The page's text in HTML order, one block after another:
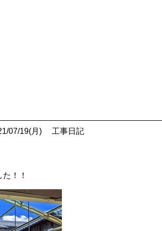
07/19(月) 工事日記
！！